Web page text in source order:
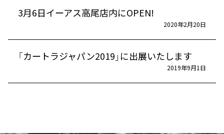
3月6日イーアス高尾店内にOPEN!
2020年2月20日
「カートラジャパン2019」に出展いたします
2019年9月1日